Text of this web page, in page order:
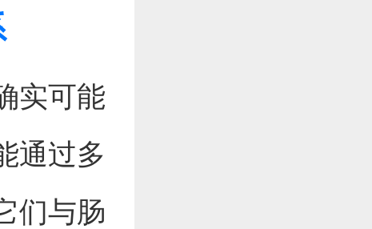
实可能
通过多
们与肠